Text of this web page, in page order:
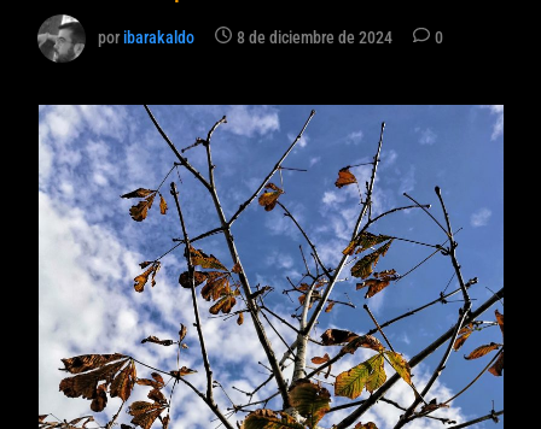
poribarakaldo 8 de diciembre de 2024 0